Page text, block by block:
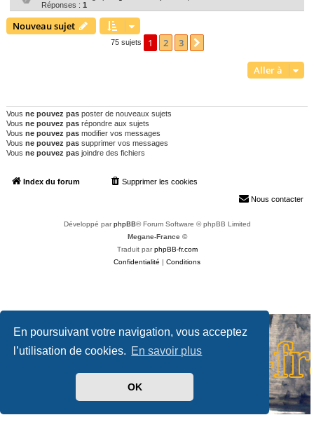
En poursuivant votre navigation, vous acceptez
l’utilisation de cookies. En savoir plus
OK
Réponses : 1
Nouveau sujet
75 sujets 1 2 3
Aller à
Vous ne pouvez pas poster de nouveaux sujets
Vous ne pouvez pas répondre aux sujets
Vous ne pouvez pas modifier vos messages
Vous ne pouvez pas supprimer vos messages
Vous ne pouvez pas joindre des fichiers
Index du forum Supprimer les cookies
Nous contacter
Développé parphpBB® Forum Software © phpBB Limited
Megane-France ©
Traduit parphpBB-fr.com
Confidentialité | Conditions